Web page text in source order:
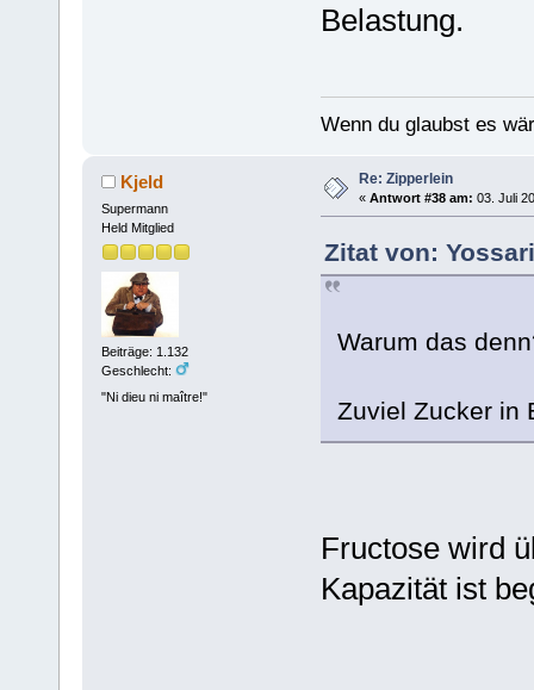
Belastung.
Wenn du glaubst es
Kjeld
Supermann
Held Mitglied
Beiträge: 1.132
Geschlecht:
"Ni dieu ni maître!"
Re: Zipperlein
« Antwort #38 am: 03. Juli
Zitat von:
Warum das
Zuviel Zucker in
Fructose wird
Kapazität ist